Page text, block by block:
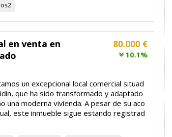
2
80.000 €
10.1%
en venta en
un excepcional local comercial situad
que ha sido transformado y adaptado
una moderna vivienda. A pesar de su aco
este inmueble sigue estando registrad